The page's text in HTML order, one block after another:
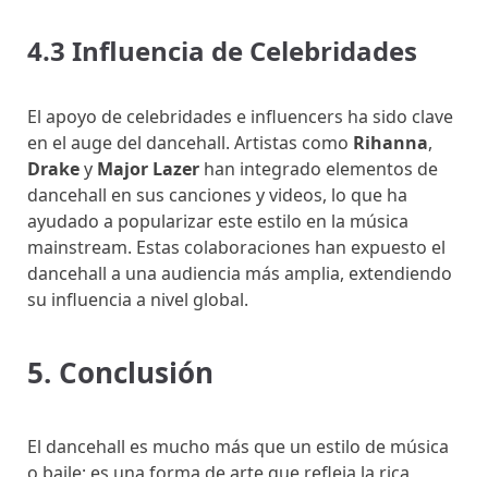
4.3 Influencia de Celebridades
El apoyo de celebridades e influencers ha sido clave
en el auge del dancehall. Artistas como Rihanna,
Drakey Major Lazer han integrado elementos de
dancehall en sus canciones y videos, lo que ha
ayudado a popularizar este estilo en la música
mainstream. Estas colaboraciones han expuesto el
dancehall a una audiencia más amplia, extendiendo
su influencia a nivel global.
5. Conclusión
El dancehall es mucho más que un estilo de música